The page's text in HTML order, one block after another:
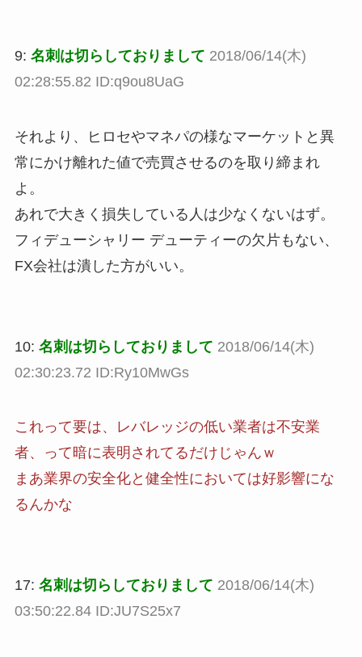
9: 名刺は切らしておりまして 2018/06/14(木)
02:28:55.82 ID:q9ou8UaG
それより、ヒロセやマネパの様なマーケットと異
常にかけ離れた値で売買させるのを取り締まれ
よ。
あれで大きく損失している人は少なくないはず。
フィデューシャリー デューティーの欠片もない、
FX会社は潰した方がいい。
10: 名刺は切らしておりまして 2018/06/14(木)
02:30:23.72 ID:Ry10MwGs
これって要は、レバレッジの低い業者は不安業
者、って暗に表明されてるだけじゃんｗ
まあ業界の安全化と健全性においては好影響にな
るんかな
17: 名刺は切らしておりまして 2018/06/14(木)
03:50:22.84 ID:JU7S25x7